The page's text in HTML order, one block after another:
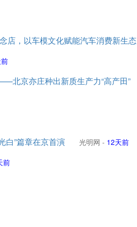
店，以车模文化赋能汽车消费新生态
北京亦庄种出新质生产力“高产田”
白”篇章在京首演 光明网 - 12天前
前